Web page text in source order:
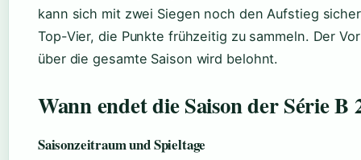
kann sich mit zwei Siegen noch den Aufstieg
Top-Vier, die Punkte frühzeitig zu sammeln. Der
über die gesamte Saison wird belohnt.
Wann endet die Saison der Série B
Saisonzeitraum und Spieltage